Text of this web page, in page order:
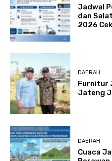
Jadwal
dan
2026
DAERAH
Furnitur
Jateng
DAERAH
Cuaca